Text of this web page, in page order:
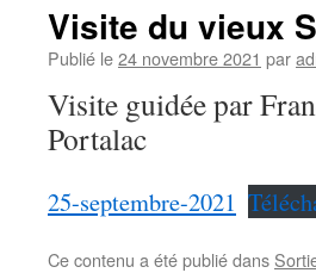
Visite du vieux
Publié le24 novembre 2021 par
Visite guidée par
Portalac
25-septembre-2021
Ce contenu a été publié dans